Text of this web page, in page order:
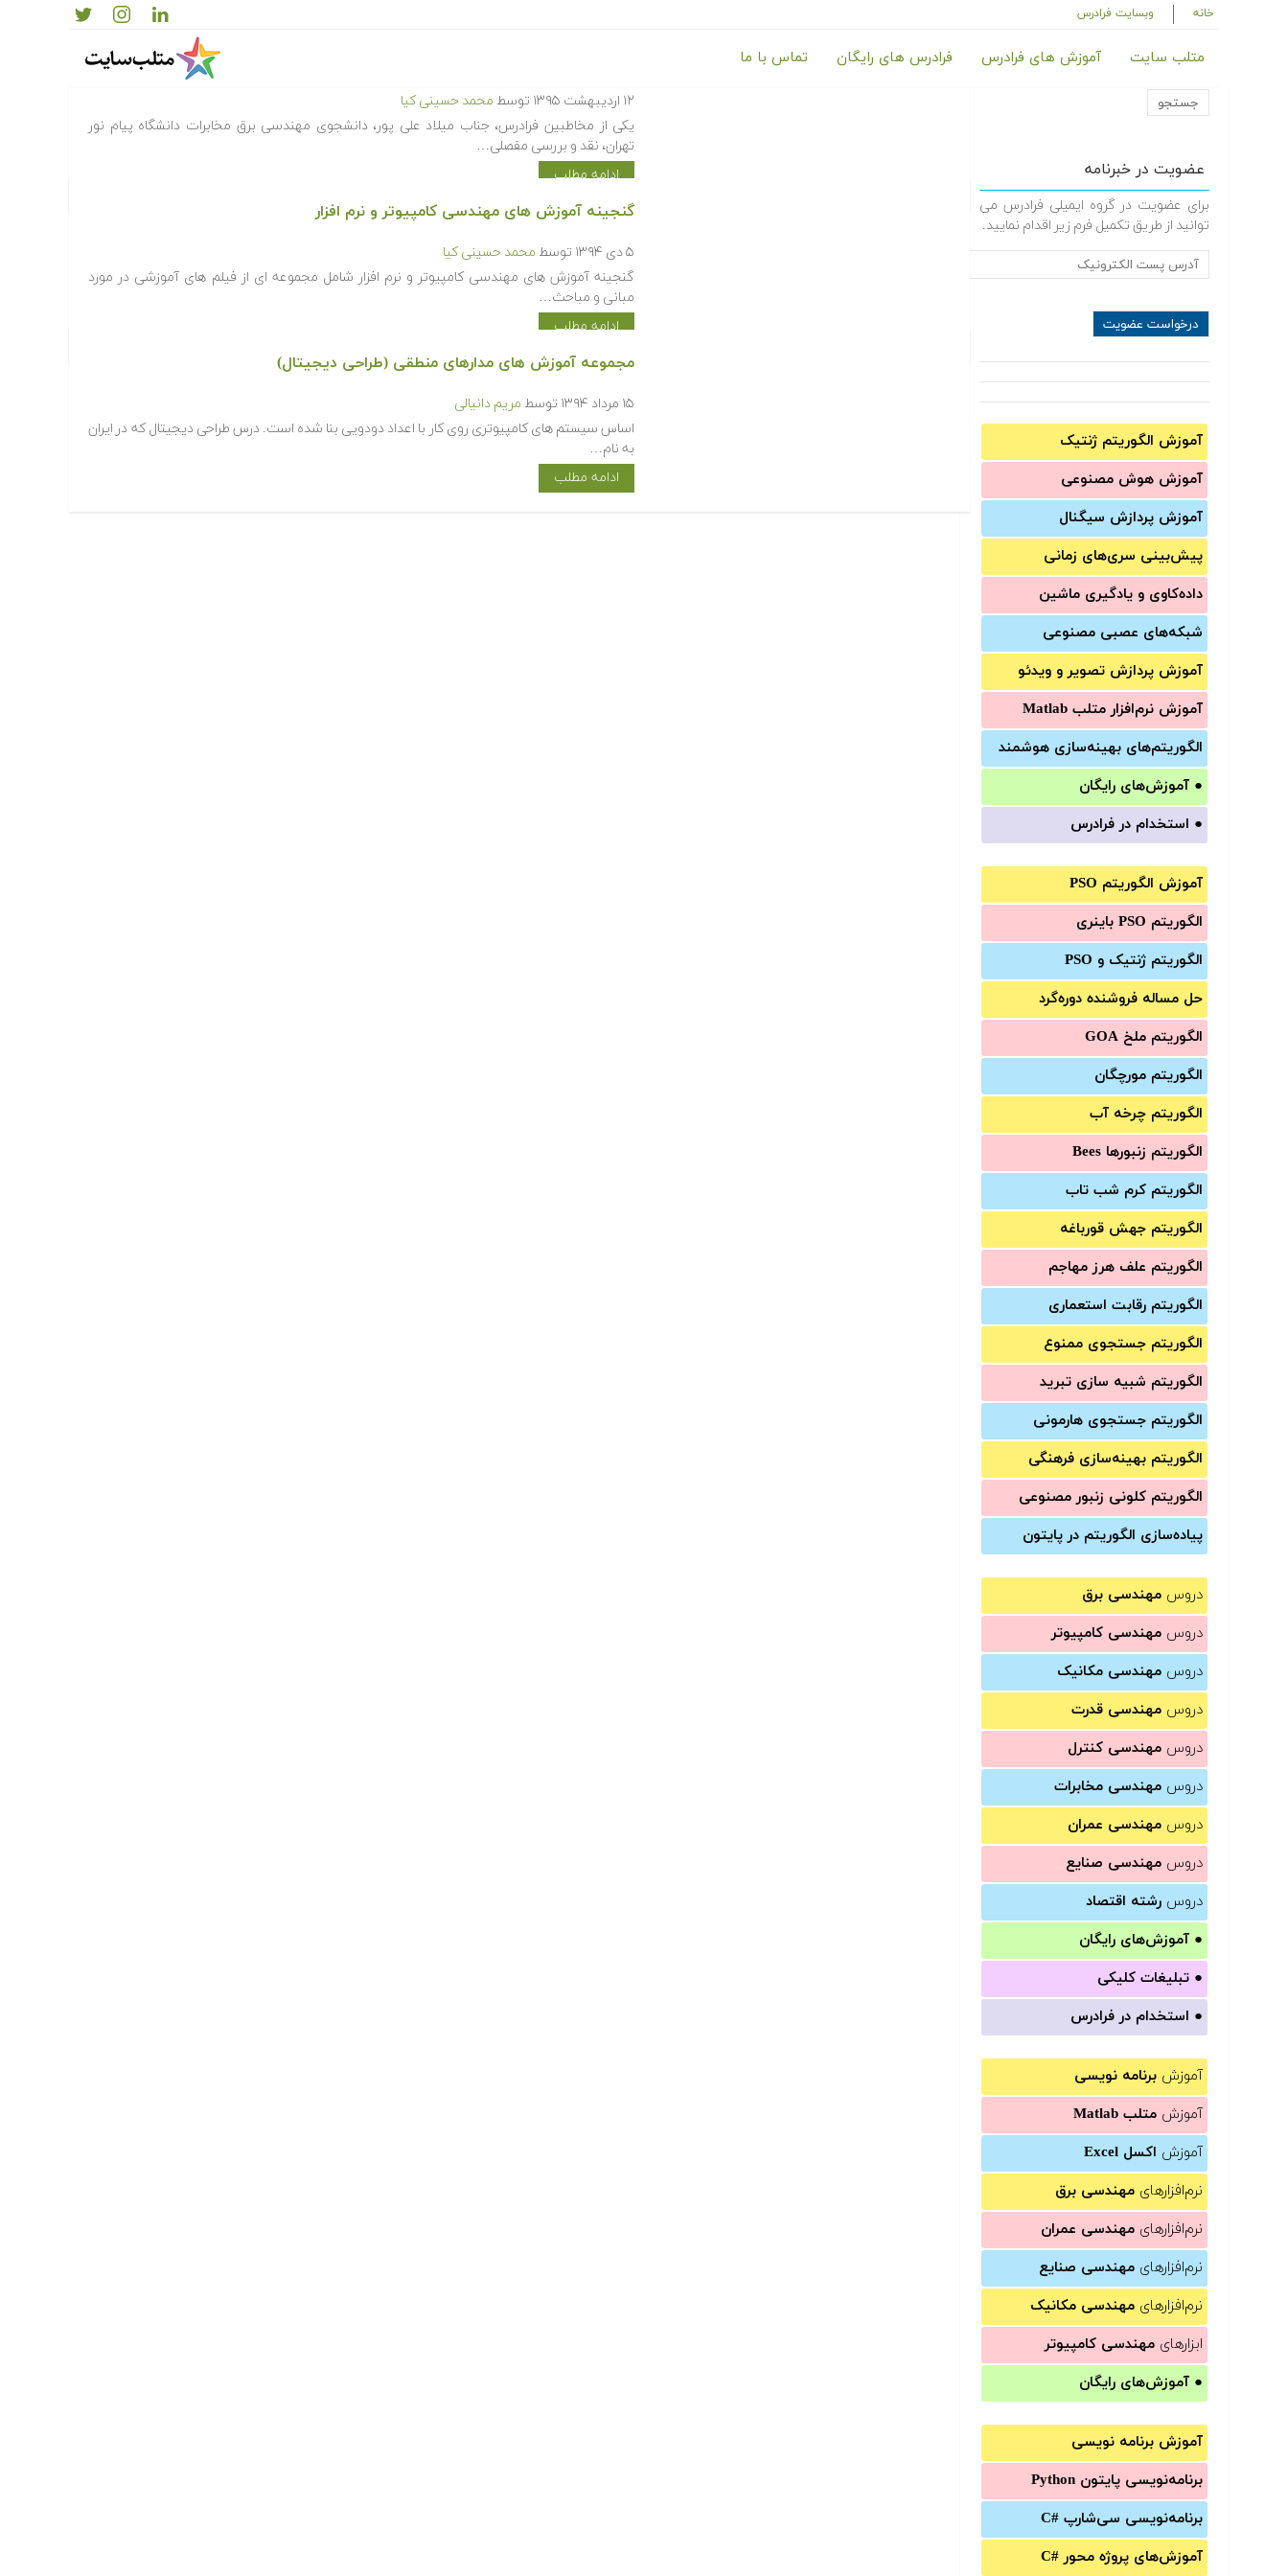
خانه وبسایت فرادرس
متلب سایت آموزش های فرادرس فرادرس های رایگان تماس با ما
عضویت در خبرنامه
برای عضویت در گروه ایمیلی فرادرس می
توانید از طریق تکمیل فرم زیر اقدام نمایید.
آموزش الگوریتم ژنتیک
آموزش‌ هوش مصنوعی
آموزش‌ پردازش سیگنال
پیش‌‌بینی سری‌‌های زمانی
داده‌کاوی و یادگیری ماشین
شبکه‌های عصبی مصنوعی
آموزش‌ پردازش تصویر و ویدئو
آموزش‌ نرم‌افزار متلب Matlab
الگوریتم‌های بهینه‌سازی هوشمند
● آموزش‌های رایگان
● استخدام در فرادرس
آموزش الگوریتم PSO
الگوریتم PSO باینری
الگوریتم ژنتیک و PSO
حل مساله فروشنده دوره‌گرد
الگوریتم ملخ GOA
الگوریتم مورچگان
الگوریتم چرخه آب
الگوریتم زنبورها Bees
الگوریتم کرم شب تاب
الگوریتم جهش قورباغه
الگوریتم علف هرز مهاجم
الگوریتم رقابت استعماری
الگوریتم جستجوی ممنوع
الگوریتم شبیه سازی تبرید
الگوریتم جستجوی هارمونی
الگوریتم بهینه‌سازی فرهنگی
الگوریتم کلونی زنبور مصنوعی
پیاده‌سازی الگوریتم در پایتون
دروس مهندسی برق
دروس مهندسی کامپیوتر
دروس مهندسی مکانیک
دروس مهندسی قدرت
دروس مهندسی کنترل
دروس مهندسی مخابرات
دروس مهندسی عمران
دروس مهندسی صنایع
دروس رشته اقتصاد
● آموزش‌های رایگان
● تبلیغات کلیکی
● استخدام در فرادرس
آموزش برنامه نویسی
آموزش متلب Matlab
آموزش اکسل Excel
نرم‌افزارهای مهندسی برق
نرم‌افزارهای مهندسی عمران
نرم‌افزارهای مهندسی صنایع
نرم‌افزارهای مهندسی مکانیک
ابزارهای مهندسی کامپیوتر
● آموزش‌های رایگان
آموزش برنامه نویسی
برنامه‌نویسی پایتون Python
برنامه‌‌نویسی سی‌شارپ C#‎
آموزش‌های پروژه محور #C
نقد و بررسی مجموعه آموزش های مدارهای منطقی (طراحی دیجیتال)
۱۲ اردیبهشت ۱۳۹۵ توسط محمد حسینی کیا
یکی از مخاطبین فرادرس، جناب میلاد علی پور، دانشجوی مهندسی برق مخابرات دانشگاه پیام نور
تهران، نقد و بررسی مفصلی…
ادامه مطلب
گنجینه آموزش های مهندسی کامپیوتر و نرم افزار
۵ دی ۱۳۹۴ توسط محمد حسینی کیا
گنجینه آموزش های مهندسی کامپیوتر و نرم افزار شامل مجموعه ای از فیلم های آموزشی در مورد
مبانی و مباحث…
ادامه مطلب
مجموعه آموزش های مدارهای منطقی (طراحی دیجیتال)
۱۵ مرداد ۱۳۹۴ توسط مریم دانیالی
اساس سیستم های کامپیوتری روی کار با اعداد دودویی بنا شده است. درس طراحی دیجیتال که در ایران
به نام…
ادامه مطلب